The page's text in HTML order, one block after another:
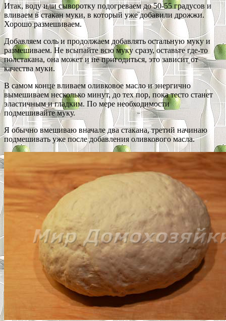
Итак, воду или сыворотку подогреваем до 50-55 градусов и
вливаем в стакан муки, в который уже добавили дрожжи.
Хорошо размешиваем.
Добавляем соль и продолжаем добавлять остальную муку и
размешиваем. Не всыпайте всю муку сразу, оставьте где-то
полстакана, она может и не пригодиться, это зависит от
качества муки.
В самом конце вливаем оливковое масло и энергично
вымешиваем несколько минут, до тех пор, пока тесто станет
эластичным и гладким. По мере необходимости
подмешивайте муку.
Я обычно вмешиваю вначале два стакана, третий начинаю
подмешивать уже после добавления оливкового масла.